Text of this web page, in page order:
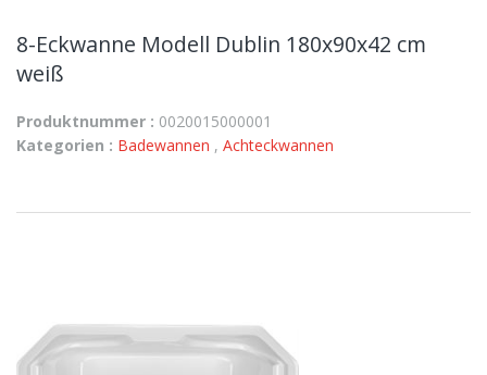
8-Eckwanne Modell Dublin 180x90x42 cm
weiß
Produktnummer : 0020015000001
Kategorien : Badewannen , Achteckwannen